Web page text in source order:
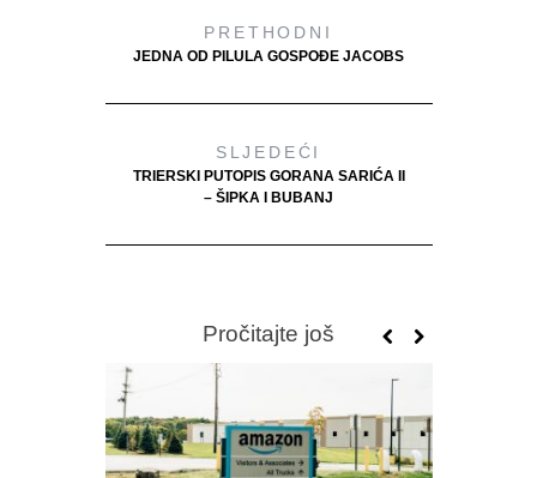
PRETHODNI
JEDNA OD PILULA GOSPOĐE JACOBS
SLJEDEĆI
TRIERSKI PUTOPIS GORANA SARIĆA II
– ŠIPKA I BUBANJ
Pročitajte još